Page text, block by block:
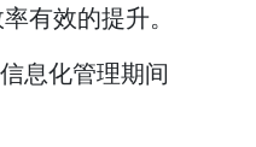
有效的提升。
息化管理期间